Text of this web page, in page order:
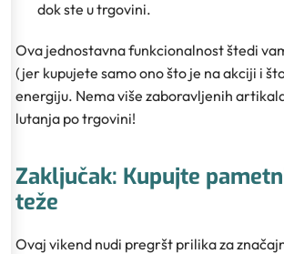
dok ste u trgovini.
Ova jednostavna funkcionalnost štedi
(jer kupujete samo ono što je na akciji i
energiju. Nema više zaboravljenih
lutanja po trgovini!
Zaključak: Kupujte
teže
Ovaj vikend nudi pregršt prilika za